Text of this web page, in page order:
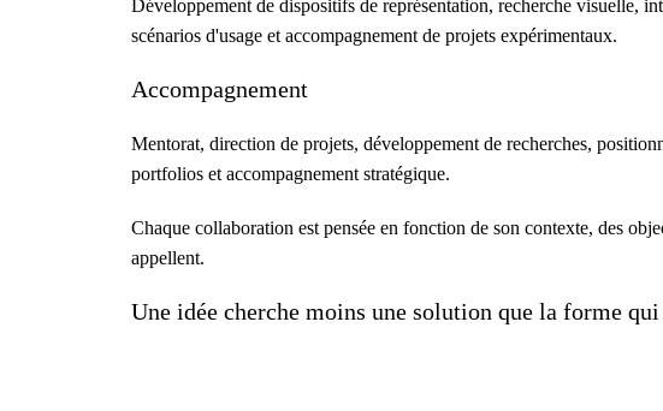
Développement de dispositifs de représentation, recherche visuelle,
scénarios d'usage et accompagnement de projets expérimentaux.
Accompagnement
Mentorat, direction de projets, développement de recherches,
portfolios et accompagnement stratégique.
Chaque collaboration est pensée en fonction de son contexte, des
appellent.
Une idée cherche moins une solution que la forme